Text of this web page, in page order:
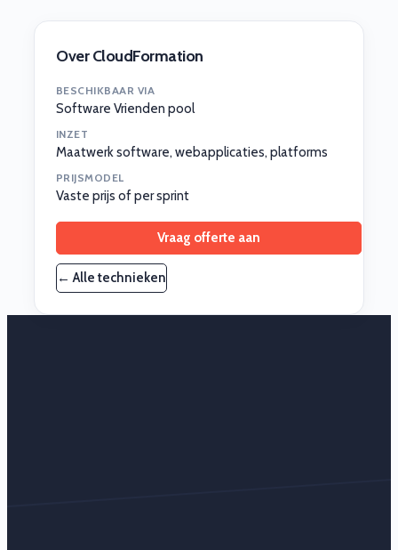
Over CloudFormation
BESCHIKBAAR VIA
Software Vrienden pool
INZET
Maatwerk software, webapplicaties, platforms
PRIJSMODEL
Vaste prijs of per sprint
Vraag offerte aan
← Alle technieken